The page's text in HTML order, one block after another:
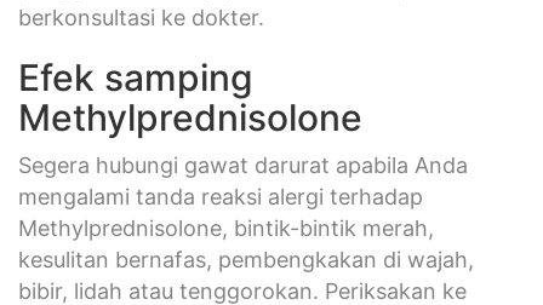
berkonsultasi ke dokter.
Efek samping
Methylprednisolone
Segera hubungi gawat darurat apabila Anda
mengalami tanda reaksi alergi terhadap
Methylprednisolone, bintik-bintik merah,
kesulitan bernafas, pembengkakan di wajah,
bibir, lidah atau tenggorokan. Periksakan ke